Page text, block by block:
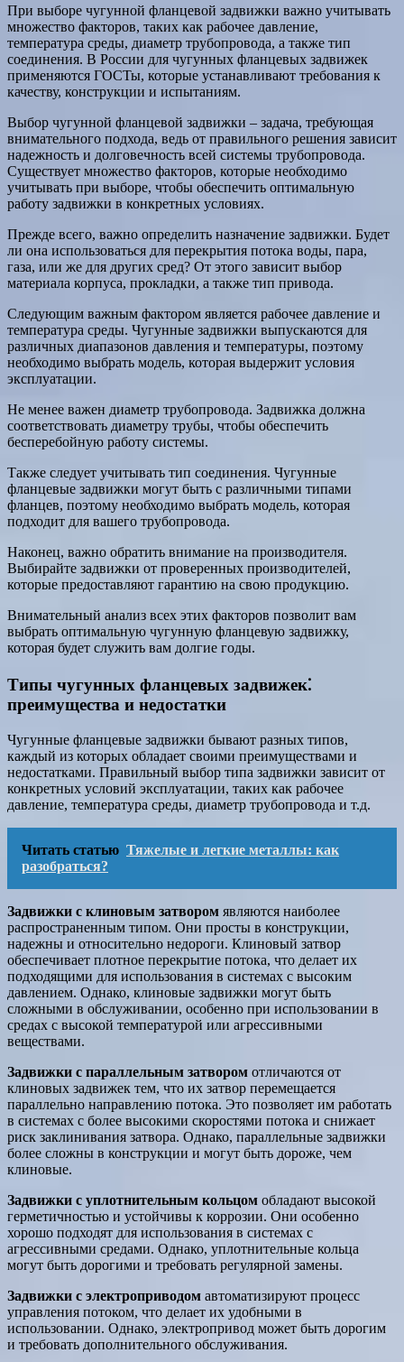
При выборе чугунной фланцевой задвижки важно учитывать
множество факторов, таких как рабочее давление,
температура среды, диаметр трубопровода, а также тип
соединения. В России для чугунных фланцевых задвижек
применяются ГОСТы, которые устанавливают требования к
качеству, конструкции и испытаниям.
Выбор чугунной фланцевой задвижки – задача, требующая
внимательного подхода, ведь от правильного решения зависит
надежность и долговечность всей системы трубопровода.
Существует множество факторов, которые необходимо
учитывать при выборе, чтобы обеспечить оптимальную
работу задвижки в конкретных условиях.
Прежде всего, важно определить назначение задвижки. Будет
ли она использоваться для перекрытия потока воды, пара,
газа, или же для других сред? От этого зависит выбор
материала корпуса, прокладки, а также тип привода.
Следующим важным фактором является рабочее давление и
температура среды. Чугунные задвижки выпускаются для
различных диапазонов давления и температуры, поэтому
необходимо выбрать модель, которая выдержит условия
эксплуатации.
Не менее важен диаметр трубопровода. Задвижка должна
соответствовать диаметру трубы, чтобы обеспечить
бесперебойную работу системы.
Также следует учитывать тип соединения. Чугунные
фланцевые задвижки могут быть с различными типами
фланцев, поэтому необходимо выбрать модель, которая
подходит для вашего трубопровода.
Наконец, важно обратить внимание на производителя.
Выбирайте задвижки от проверенных производителей,
которые предоставляют гарантию на свою продукцию.
Внимательный анализ всех этих факторов позволит вам
выбрать оптимальную чугунную фланцевую задвижку,
которая будет служить вам долгие годы.
Типы чугунных фланцевых задвижек⁚
преимущества и недостатки
Чугунные фланцевые задвижки бывают разных типов,
каждый из которых обладает своими преимуществами и
недостатками. Правильный выбор типа задвижки зависит от
конкретных условий эксплуатации, таких как рабочее
давление, температура среды, диаметр трубопровода и т.д.
Читать статью Тяжелые и легкие металлы: как
разобраться?
Задвижки с клиновым затвором являются наиболее
распространенным типом. Они просты в конструкции,
надежны и относительно недороги. Клиновый затвор
обеспечивает плотное перекрытие потока, что делает их
подходящими для использования в системах с высоким
давлением. Однако, клиновые задвижки могут быть
сложными в обслуживании, особенно при использовании в
средах с высокой температурой или агрессивными
веществами.
Задвижки с параллельным затвором отличаются от
клиновых задвижек тем, что их затвор перемещается
параллельно направлению потока. Это позволяет им работать
в системах с более высокими скоростями потока и снижает
риск заклинивания затвора. Однако, параллельные задвижки
более сложны в конструкции и могут быть дороже, чем
клиновые.
Задвижки с уплотнительным кольцом обладают высокой
герметичностью и устойчивы к коррозии. Они особенно
хорошо подходят для использования в системах с
агрессивными средами. Однако, уплотнительные кольца
могут быть дорогими и требовать регулярной замены.
Задвижки с электроприводом автоматизируют процесс
управления потоком, что делает их удобными в
использовании. Однако, электропривод может быть дорогим
и требовать дополнительного обслуживания.